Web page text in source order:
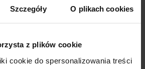
Szczegóły O plikach cookies
z plików cookie
cookie do spersonalizowania treści